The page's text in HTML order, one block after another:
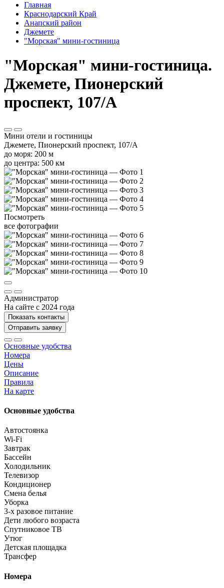
Главная
Краснодарский Край
Анапский район
Джемете
"Морская" мини-гостиница
"Морская" мини-гостиница.
Джемете, Пионерский
проспект, 107/А
Мини отели и гостиницы
Джемете, Пионерский проспект, 107/А
до моря: 200 м
до центра: 500 км
Посмотреть
все фотографии
Администратор
На сайте с 2024 года
Показать контакты
Отправить заявку
Основные удобства
Номера
Цены
Описание
Правила
На карте
Основные удобства
Автостоянка
Wi-Fi
Завтрак
Бассейн
Холодильник
Телевизор
Кондиционер
Смена белья
Уборка
3-х разовое питание
Дети любого возраста
Спутниковое ТВ
Утюг
Детская площадка
Трансфер
Номера